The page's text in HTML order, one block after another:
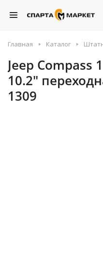
Главная Каталог
Jeep Compass
10.2"
1309